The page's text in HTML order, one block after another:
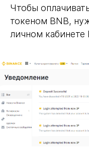
Чтобы
токеном BNB,
личном кабинете